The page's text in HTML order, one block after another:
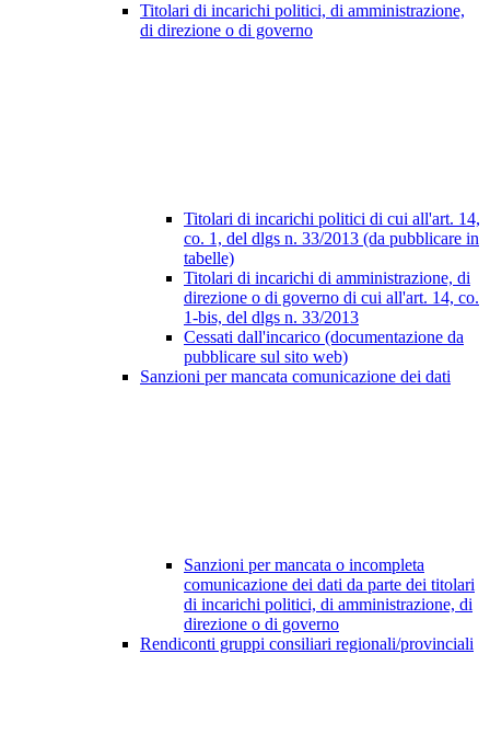
Titolari di incarichi politici, di amministrazione,
di direzione o di governo
Titolari di incarichi politici di cui all'art. 14,
co. 1, del dlgs n. 33/2013 (da pubblicare in
tabelle)
Titolari di incarichi di amministrazione, di
direzione o di governo di cui all'art. 14, co.
1-bis, del dlgs n. 33/2013
Cessati dall'incarico (documentazione da
pubblicare sul sito web)
Sanzioni per mancata comunicazione dei dati
Sanzioni per mancata o incompleta
comunicazione dei dati da parte dei titolari
di incarichi politici, di amministrazione, di
direzione o di governo
Rendiconti gruppi consiliari regionali/provinciali